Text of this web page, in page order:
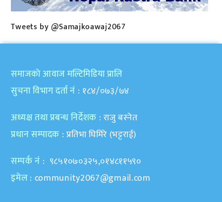
Tweets by @Samajkoawaj2067
समाजकाे आवाज मल्टिमिडिया प्रालि
सुचना विभाग दर्ता नं : १८४/०७३/७४
अध्यक्ष तथा प्रबन्ध निर्देशक : राजु बस्नेत
प्रधान सम्पादक : प्रतिभा घिमिरे (भट्टराई)
सम्पर्क नं : ९८५१०७०३२५,०१४८११५९०
इमेल: community2067@gmail.com